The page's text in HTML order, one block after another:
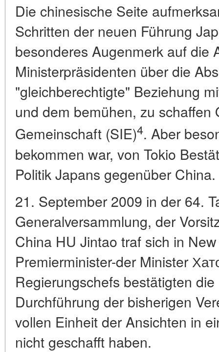
Die chinesische Seite
Schritten der neuen Führung
besonderes Augenmerk auf die
Ministerpräsidenten über die
"gleichberechtigte" Beziehung
und dem bemühen, zu schaffen
Gemeinschaft (SIE)4. Aber
bekommen war, von Tokio
Politik Japans gegenüber China.
21. September 2009 in der 64.
Generalversammlung, der
China HU Jintao traf sich in
Premierminister-der Minister
Regierungschefs bestätigten
Durchführung der bisherigen
vollen Einheit der Ansichten in
nicht geschafft haben.